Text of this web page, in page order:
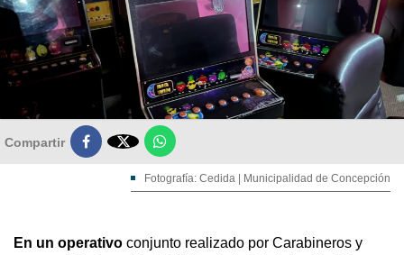
Compartir 
Fotografía: Cedida | Municipalidad de Concepción
En un operativo conjunto realizado por Carabineros y